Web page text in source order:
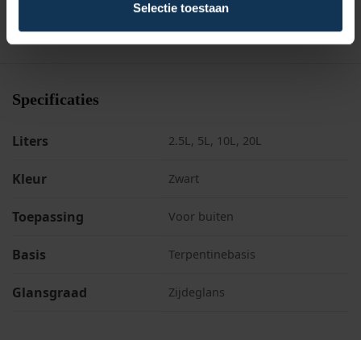
Selectie toestaan
Specificaties
Liters 2.5L, 5L, 10L, 20L
Kleur Zwart
Toepassing Voor buiten
Basis Terpentinebasis
Glansgraad Zijdeglans